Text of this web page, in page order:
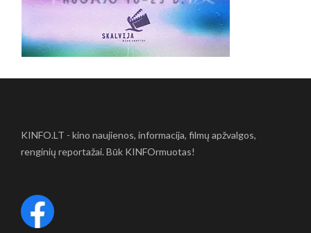
KINFO.LT - kino naujienos, informacija, filmų apžvalgos,
renginių reportažai. Būk KINFOrmuotas!